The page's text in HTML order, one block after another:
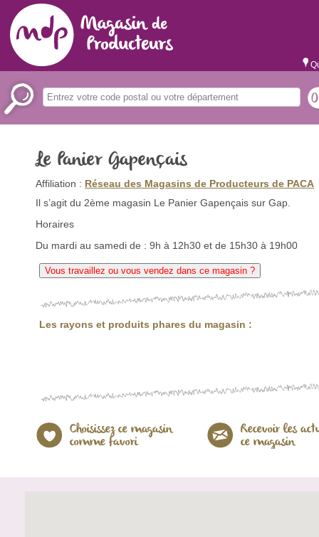
Le Panier Gapençais
Affiliation : Réseau des Magasins de Producteurs de PACA
Il s’agit du 2ème magasin Le Panier Gapençais sur Gap.
Horaires
Du mardi au samedi de : 9h à 12h30 et de 15h30 à 19h00
Vous travaillez ou vous vendez dans ce magasin ?
Les rayons et produits phares du magasin :